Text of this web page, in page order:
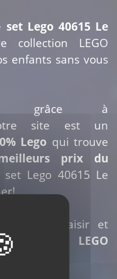
set Lego 40615 Le
collection LEGO
enfants sans vous
grâce à
site est un
Lego qui trouve
prix du
Lego 40615 Le
faire plaisir et
collection LEGO